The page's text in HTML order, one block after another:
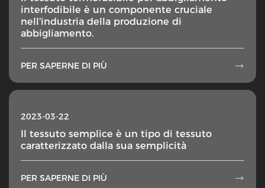
interfodibile è un componente cruciale
nell'industria della produzione di
abbigliamento.
PER SAPERNE DI PIÙ 
2023-03-22
Il tessuto semplice è un tipo di tessuto
caratterizzato dalla sua semplicità
PER SAPERNE DI PIÙ 